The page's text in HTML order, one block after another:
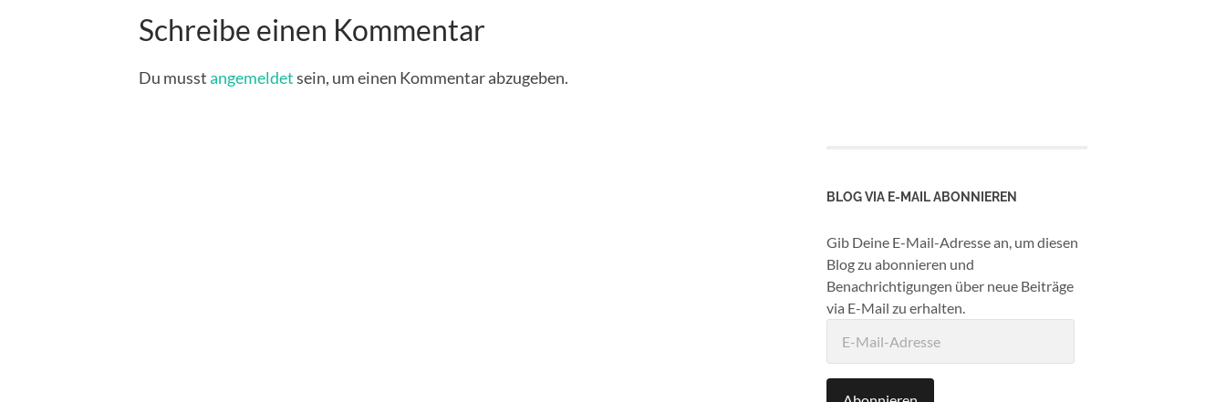
Schreibe einen Kommentar
Du musstangemeldetsein, um einen Kommentar abzugeben.
BLOG VIA E-MAIL ABONNIEREN
Gib Deine E-Mail-Adresse an, um diesen
Blog zu abonnieren und
Benachrichtigungen über neue Beiträge
via E-Mail zu erhalten.
Mail-